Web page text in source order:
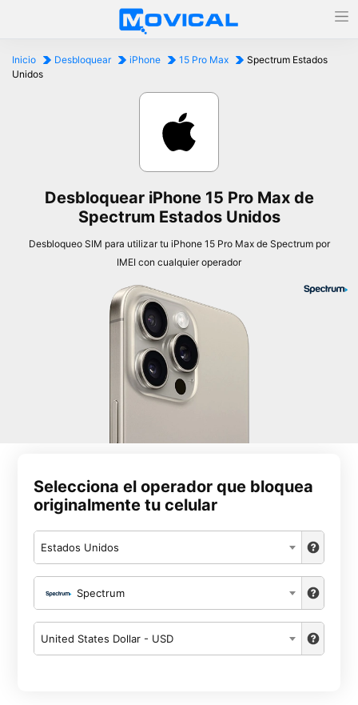
Inicio Desbloquear iPhone 15 Pro Max
Spectrum Estados
Unidos
Desbloquear iPhone 15 Pro Max de
Spectrum Estados Unidos
Desbloqueo SIM para utilizar tu iPhone 15 Pro Max de Spectrum por
IMEI con cualquier operador
Selecciona el operador que bloquea
originalmente tu celular
Estados Unidos
Spectrum
United States Dollar - USD